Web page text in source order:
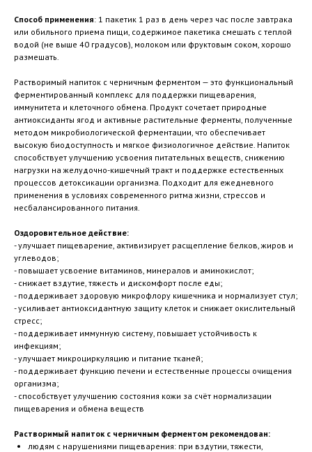
Способ применения: 1 пакетик 1 раз в день через час после завтрака
или обильного приема пищи, содержимое пакетика смешать с теплой
водой (не выше 40 градусов), молоком или фруктовым соком, хорошо
размешать.
Растворимый напиток с черничным ферментом — это функциональный
ферментированный комплекс для поддержки пищеварения,
иммунитета и клеточного обмена. Продукт сочетает природные
антиоксиданты ягод и активные растительные ферменты, полученные
методом микробиологической ферментации, что обеспечивает
высокую биодоступность и мягкое физиологичное действие. Напиток
способствует улучшению усвоения питательных веществ, снижению
нагрузки на желудочно-кишечный тракт и поддержке естественных
процессов детоксикации организма. Подходит для ежедневного
применения в условиях современного ритма жизни, стрессов и
несбалансированного питания.
Оздоровительное действие:
- улучшает пищеварение, активизирует расщепление белков, жиров и
углеводов;
- повышает усвоение витаминов, минералов и аминокислот;
- снижает вздутие, тяжесть и дискомфорт после еды;
- поддерживает здоровую микрофлору кишечника и нормализует стул;
- усиливает антиоксидантную защиту клеток и снижает окислительный
стресс;
- поддерживает иммунную систему, повышает устойчивость к
инфекциям;
- улучшает микроциркуляцию и питание тканей;
- поддерживает функцию печени и естественные процессы очищения
организма;
- способствует улучшению состояния кожи за счёт нормализации
пищеварения и обмена веществ
Растворимый напиток с черничным ферментом рекомендован:
людям с нарушениями пищеварения: при вздутии, тяжести,